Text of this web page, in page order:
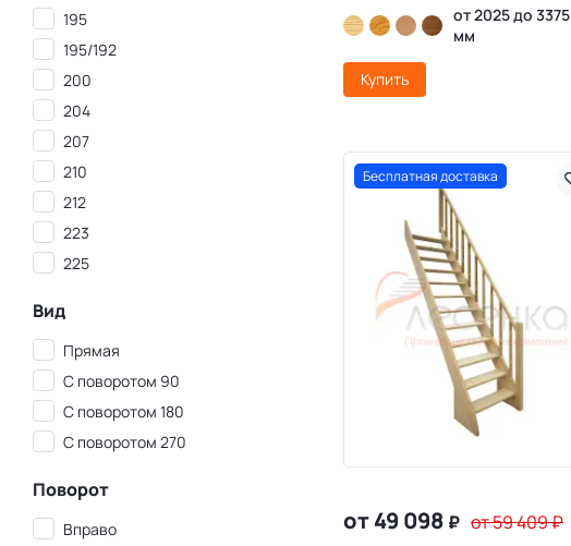
195
195/192
200
204
207
210
212
223
225
Вид
Прямая
С поворотом 90
С поворотом 180
С поворотом 270
Поворот
Вправо
от 2025 до 3375
мм
Купить
Бесплатная доставка
от 49 098 ₽ от 59 409₽